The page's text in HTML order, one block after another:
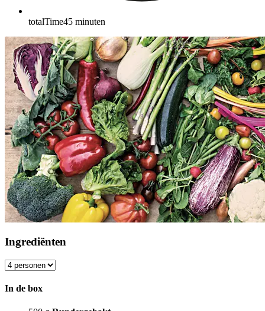
totalTime45 minuten
Ingrediënten
In de box